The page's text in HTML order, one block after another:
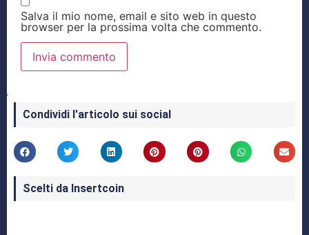
Salva il mio nome, email e sito web in questo
browser per la prossima volta che commento.
Condividi l'articolo sui social
Scelti da Insertcoin